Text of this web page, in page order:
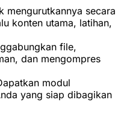
mengurutkannya secara
konten utama, latihan,
file,
dan mengompres
modul
yang siap dibagikan